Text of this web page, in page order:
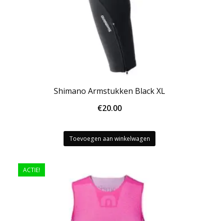
Shimano Armstukken Black XL
€20.00
Toevoegen aan winkelwagen
ACTIE!